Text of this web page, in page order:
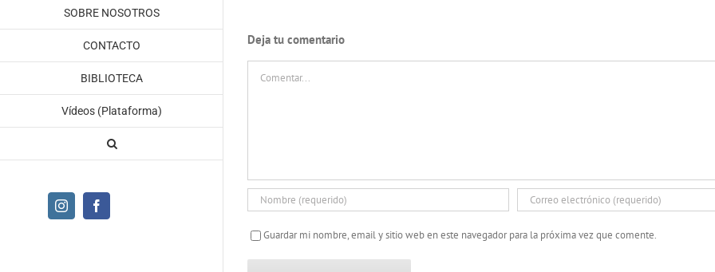
SOBRE NOSOTROS
CONTACTO
BIBLIOTECA
Vídeos (Plataforma)
Instagram
Deja tu comentario
Guardar mi nombre, email y sitio web en este navegador para la próxima vez que comente.